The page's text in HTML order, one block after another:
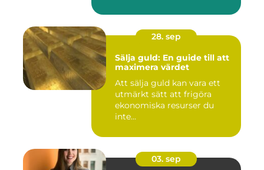
28. sep
Sälja guld: En guide till att
maximera värdet
Att sälja guld kan vara ett
utmärkt sätt att frigöra
ekonomiska resurser du
inte...
03. sep